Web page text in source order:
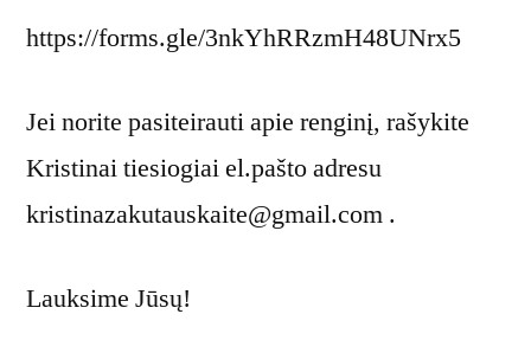
https://forms.gle/3nkYhRRzmH48UNrx5
Jei norite pasiteirauti apie renginį, rašykite
Kristinai tiesiogiai el.pašto adresu
kristinazakutauskaite@gmail.com .
Lauksime Jūsų!